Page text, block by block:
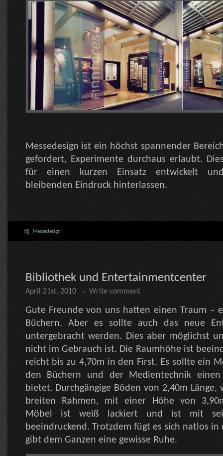
Messedesign ist ein höchst spannender
gefordert, Experimente durchaus erlaubt.
für einen kurzen Einsatz entwickelt
bleibenden Eindruck hinterlassen.
Messedesign
Bibliothek und Entertainmentcenter
April 21st, 2010 Write comment
Gute Freunde von uns hatten einen Traum –
Büchern. Aber es sollte auch das neue
untergebracht werden. Dies aber möglichst
nicht im Gebrauch ist. Die Raumhöhe ist
reicht bis zu 4,70m in den First. Es sollte ein
den Büchern und der Medientechnik einen
bietet. Durchgängige Böden von 2,40m Länge,
breiten Rahmen, mit einer Höhe von
Möbel ist weiß lackiert und ist mit
beeindruckend. Trotzdem fügt es sich natlos in
gibt dem Ganzen eine gewisse Ruhe.